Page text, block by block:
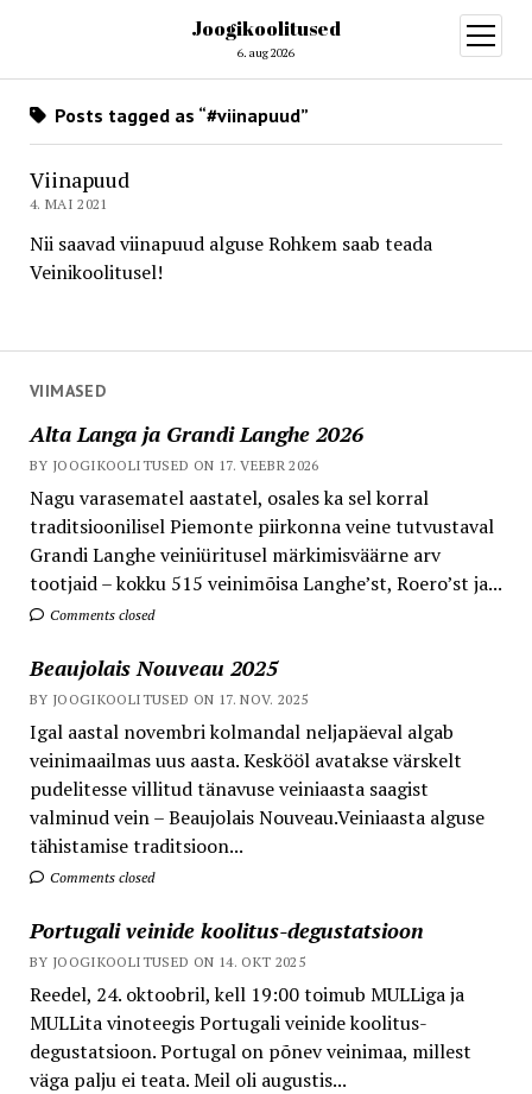
Joogikoolitused
6. aug 2026
open
menu
VIIMASED
Alta Langa ja Grandi Langhe 2026
BY JOOGIKOOLITUSED ON 17. VEEBR 2026
Nagu varasematel aastatel, osales ka sel korral
traditsioonilisel Piemonte piirkonna veine tutvustaval
Grandi Langhe veiniüritusel märkimisväärne arv
tootjaid – kokku 515 veinimõisa Langhe’st, Roero’st ja...
Comments closed
Beaujolais Nouveau 2025
BY JOOGIKOOLITUSED ON 17. NOV. 2025
Igal aastal novembri kolmandal neljapäeval algab
veinimaailmas uus aasta. Keskööl avatakse värskelt
pudelitesse villitud tänavuse veiniaasta saagist
valminud vein – Beaujolais Nouveau.Veiniaasta alguse
tähistamise traditsioon...
Comments closed
Portugali veinide koolitus-degustatsioon
BY JOOGIKOOLITUSED ON 14. OKT 2025
Reedel, 24. oktoobril, kell 19:00 toimub MULLiga ja
MULLita vinoteegis Portugali veinide koolitus-
degustatsioon. Portugal on põnev veinimaa, millest
väga palju ei teata. Meil oli augustis...
Posts tagged as “#viinapuud”
Viinapuud
4. MAI 2021
Nii saavad viinapuud alguse Rohkem saab teada
Veinikoolitusel!